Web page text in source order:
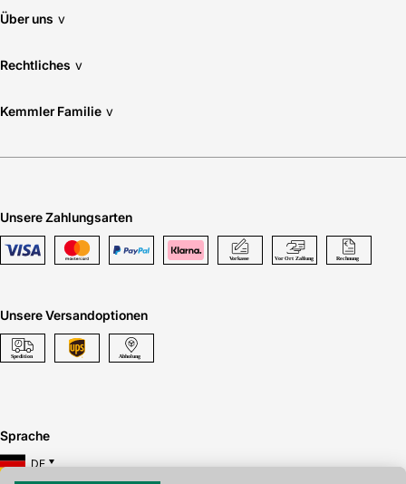
Über uns v
Rechtliches v
Kemmler Familie v
Unsere Zahlungsarten
Unsere Versandoptionen
Sprache
DE